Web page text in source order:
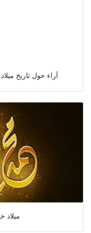
4 آراء حول تاريخ
ميلاد